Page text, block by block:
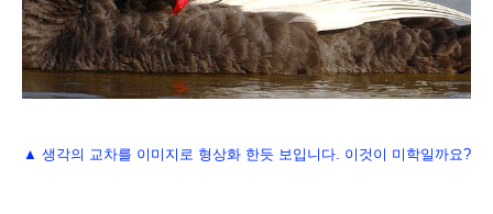
▲ 생각의 교차를 이미지로 형상화 한듯 보입니다. 이것이 미학일까요?